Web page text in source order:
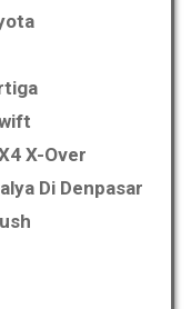
X-Over
Di Denpasar